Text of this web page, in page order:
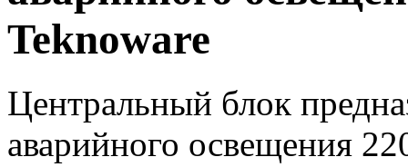
Teknoware
Центральный блок
аварийного освещения